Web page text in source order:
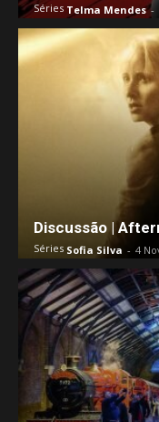
Séries Telma Mendes -
Discussão |
Séries Sofia Silva - 4